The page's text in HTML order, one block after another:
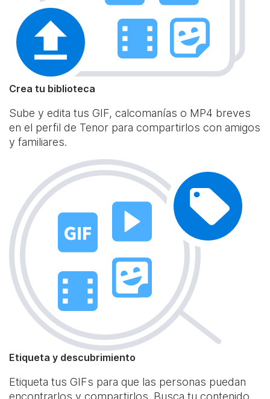
Crea tu biblioteca
Sube y edita tus GIF, calcomanías o MP4 breves
en el perfil de Tenor para compartirlos con amigos
y familiares.
Etiqueta y descubrimiento
Etiqueta tus GIFs para que las personas puedan
encontrarlos y compartirlos. Busca tu contenido